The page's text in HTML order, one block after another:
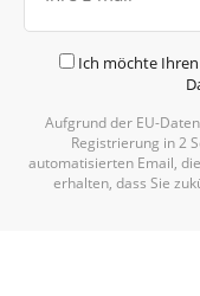
Ich möchte
Aufgrund der EU-
Registrierung in 2
automatisierten Email,
erhalten, dass Sie